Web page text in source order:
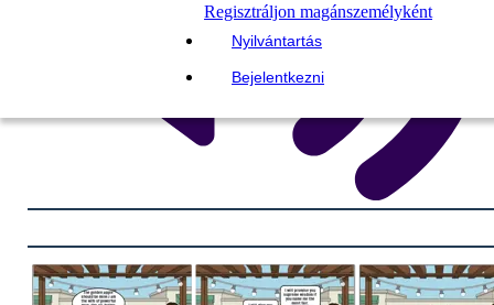
Regisztráljon magánszemélyként
Nyilvántartás
Bejelentkezni